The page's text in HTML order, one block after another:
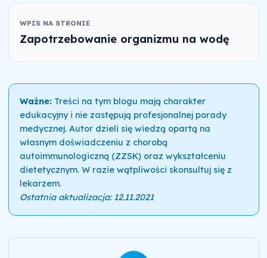
WPIS NA STRONIE
Zapotrzebowanie organizmu na wodę
Ważne:Treści na tym blogu mają charakter
edukacyjny i nie zastępują profesjonalnej porady
medycznej. Autor dzieli się wiedzą opartą na
własnym doświadczeniu z chorobą
autoimmunologiczną (ZZSK) oraz wykształceniu
dietetycznym. W razie wątpliwości skonsultuj się z
lekarzem.
Ostatnia aktualizacja: 12.11.2021